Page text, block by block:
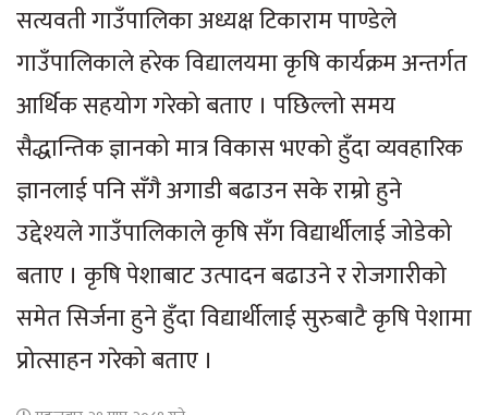
सत्यवती गाउँपालिका अध्यक्ष टिकाराम पाण्डेले
गाउँपालिकाले हरेक विद्यालयमा कृषि कार्यक्रम अन्तर्गत
आर्थिक सहयोग गरेको बताए । पछिल्लो समय
सैद्धान्तिक ज्ञानको मात्र विकास भएको हुँदा व्यवहारिक
ज्ञानलाई पनि सँगै अगाडी बढाउन सके राम्रो हुने
उद्देश्यले गाउँपालिकाले कृषि सँग विद्यार्थीलाई जोडेको
बताए । कृषि पेशाबाट उत्पादन बढाउने र रोजगारीको
समेत सिर्जना हुने हुँदा विद्यार्थीलाई सुरुबाटै कृषि पेशामा
प्रोत्साहन गरेको बताए ।